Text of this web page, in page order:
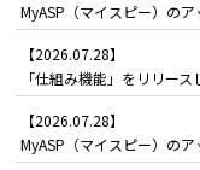
MyASP（マイスピー）のア
【2026.07.28】
「仕組み機能」をリリー
【2026.07.28】
MyASP（マイスピー）のア